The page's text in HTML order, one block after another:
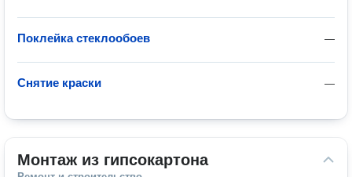
—
Поклейка стеклообоев
—
Снятие краски
Монтаж из гипсокартона